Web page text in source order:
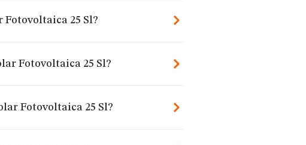
25 Sl?
Fotovoltaica 25 Sl?
Fotovoltaica 25 Sl?